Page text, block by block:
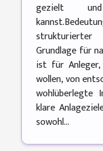
gezielt
Grundlage für
ist für
wollen, von
wohlüberlegte
klare
sowohl...